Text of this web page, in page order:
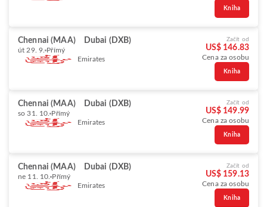
Kniha
Chennai (MAA) Dubai (DXB)
út 29. 9. Přímý
Emirates
Začít od
US$ 146.83
Cena za osobu
Kniha
Chennai (MAA) Dubai (DXB)
so 31. 10. Přímý
Emirates
Začít od
US$ 149.99
Cena za osobu
Kniha
Chennai (MAA) Dubai (DXB)
ne 11. 10. Přímý
Emirates
Začít od
US$ 159.13
Cena za osobu
Kniha